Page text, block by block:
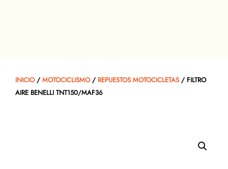
INICIO/ MOTOCICLISMO/ REPUESTOS MOTOCICLETAS / FILTRO
AIRE BENELLI TNT150/MAF36